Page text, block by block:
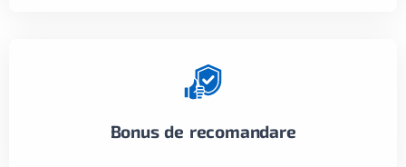
Bonus de recomandare